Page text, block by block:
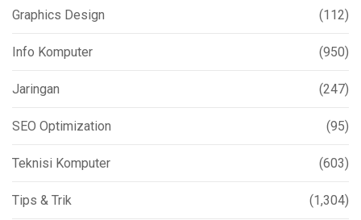
Graphics Design (112)
Info Komputer (950)
Jaringan (247)
SEO Optimization (95)
Teknisi Komputer (603)
Tips & Trik (1,304)